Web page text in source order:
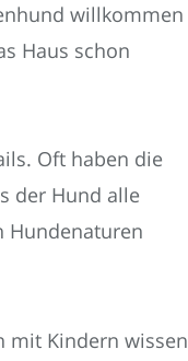
willkommen
Haus schon
Oft haben die
der Hund alle
Hundenaturen
mit Kindern wissen